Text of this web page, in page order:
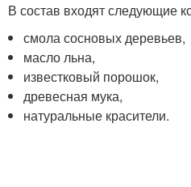
В состав входят следующие
смола сосновых деревьев,
масло льна,
известковый порошок,
древесная мука,
натуральные красители.